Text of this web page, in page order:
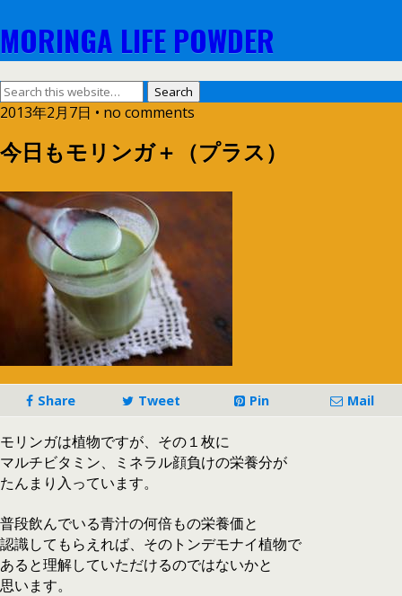
MORINGA LIFE POWDER
2013年2月7日 • no comments
今日もモリンガ＋（プラス）
Share Tweet Pin Mail
モリンガは植物ですが、その１枚に
マルチビタミン、ミネラル顔負けの栄養分が
たんまり入っています。
普段飲んでいる青汁の何倍もの栄養価と
認識してもらえれば、そのトンデモナイ植物で
あると理解していただけるのではないかと
思います。